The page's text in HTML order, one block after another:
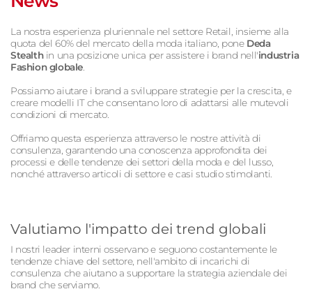
La nostra esperienza pluriennale nel settore Retail, insieme alla
quota del 60% del mercato della moda italiano, pone Deda
Stealthin una posizione unica per assistere i brand nell'industria
Fashion globale
Possiamo aiutare i brand a sviluppare strategie per la crescita, e
creare modelli IT che consentano loro di adattarsi alle mutevoli
condizioni di mercato.
Offriamo questa esperienza attraverso le nostre attività di
consulenza, garantendo una conoscenza approfondita dei
processi e delle tendenze dei settori della moda e del lusso,
nonché attraverso articoli di settore e casi studio stimolanti.
Valutiamo l'impatto dei trend globali
I nostri leader interni osservano e seguono costantemente le
tendenze chiave del settore, nell'ambito di incarichi di
consulenza che aiutano a supportare la strategia aziendale dei
brand che serviamo.